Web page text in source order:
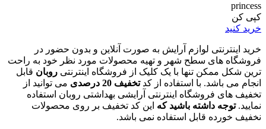
princess
کپی کن
خرید کنید
خرید اینترنتی لوازم آرایش به صورت آنلاین و بدون حضور در
فروشگاه های سطح شهر و تهیه محصولات مورد نظر خود به راحت
ترین شکل ممکن تنها با یک کلیک از فروشگاه اینترنتی روبان قابل
انجام می باشد. با استفاده از کدتخفیف 20 درصدی
می توانید از
تخفیف های فروشگاه اینترنتی آرایشی بهداشتی روبان استفاده
نمایید.توجه داشته باشید که این کد تخفیف بر روی محصولات
نخفیف خورده قابل استفاده نمی باشد.